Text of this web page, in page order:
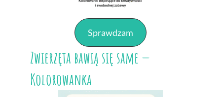
Sprawdzam
Zwierzęta bawią się same —
Kolorowanka